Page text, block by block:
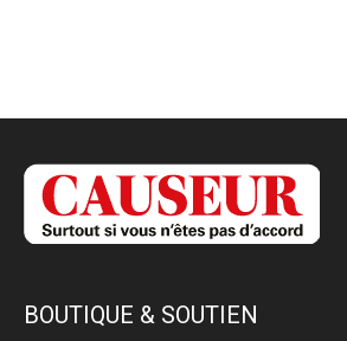
BOUTIQUE & SOUTIEN